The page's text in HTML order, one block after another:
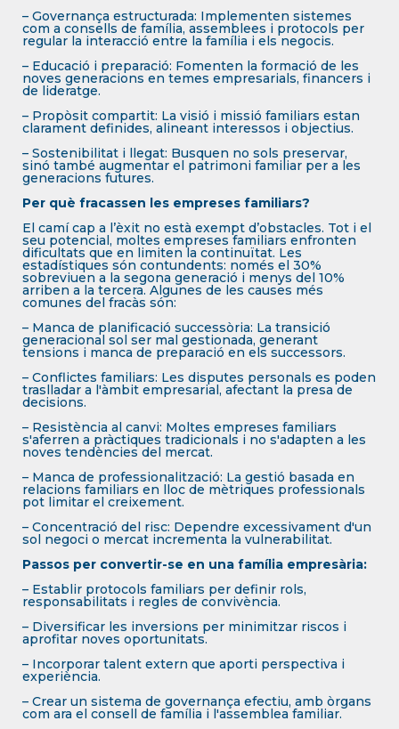
– Governança estructurada: Implementen sistemes
com a consells de família, assemblees i protocols per
regular la interacció entre la família i els negocis.
– Educació i preparació: Fomenten la formació de les
noves generacions en temes empresarials, financers i
de lideratge.
– Propòsit compartit: La visió i missió familiars estan
clarament definides, alineant interessos i objectius.
– Sostenibilitat i llegat: Busquen no sols preservar,
sinó també augmentar el patrimoni familiar per a les
generacions futures.
Per què fracassen les empreses familiars?
El camí cap a l’èxit no està exempt d’obstacles. Tot i el
seu potencial, moltes empreses familiars enfronten
dificultats que en limiten la continuïtat. Les
estadístiques són contundents: només el 30%
sobreviuen a la segona generació i menys del 10%
arriben a la tercera. Algunes de les causes més
comunes del fracàs són:
– Manca de planificació successòria: La transició
generacional sol ser mal gestionada, generant
tensions i manca de preparació en els successors.
– Conflictes familiars: Les disputes personals es poden
traslladar a l'àmbit empresarial, afectant la presa de
decisions.
– Resistència al canvi: Moltes empreses familiars
s'aferren a pràctiques tradicionals i no s'adapten a les
noves tendències del mercat.
– Manca de professionalització: La gestió basada en
relacions familiars en lloc de mètriques professionals
pot limitar el creixement.
– Concentració del risc: Dependre excessivament d'un
sol negoci o mercat incrementa la vulnerabilitat.
Passos per convertir-se en una família empresària:
– Establir protocols familiars per definir rols,
responsabilitats i regles de convivència.
– Diversificar les inversions per minimitzar riscos i
aprofitar noves oportunitats.
– Incorporar talent extern que aporti perspectiva i
experiència.
– Crear un sistema de governança efectiu, amb òrgans
com ara el consell de família i l'assemblea familiar.